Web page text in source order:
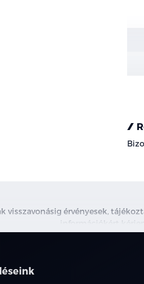
visszavonásig érvényesek,
információkért